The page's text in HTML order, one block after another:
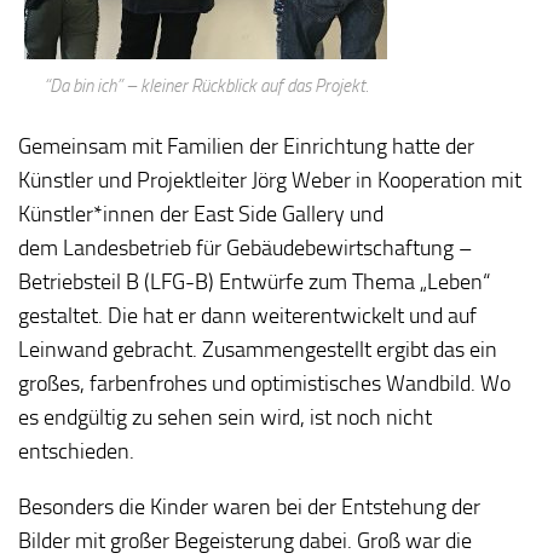
“Da bin ich” – kleiner Rückblick auf das Projekt.
Gemeinsam mit Familien der Einrichtung hatte der
Künstler und Projektleiter Jörg Weber in Kooperation mit
Künstler*innen der East Side Gallery und
dem Landesbetrieb für Gebäudebewirtschaftung –
Betriebsteil B (LFG-B) Entwürfe zum Thema „Leben“
gestaltet. Die hat er dann weiterentwickelt und auf
Leinwand gebracht. Zusammengestellt ergibt das ein
großes, farbenfrohes und optimistisches Wandbild. Wo
es endgültig zu sehen sein wird, ist noch nicht
entschieden.
Besonders die Kinder waren bei der Entstehung der
Bilder mit großer Begeisterung dabei. Groß war die